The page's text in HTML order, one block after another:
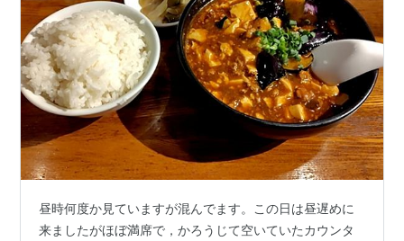
昼時何度か見ていますが混んでます。この日は昼遅めに
来ましたがほぼ満席で，かろうじて空いていたカウンタ